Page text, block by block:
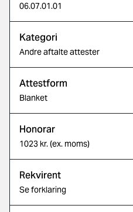
06.07.01.01
Kategori
Andre aftalte attester
Attestform
Blanket
Honorar
1023 kr. (ex. moms)
Rekvirent
Se forklaring